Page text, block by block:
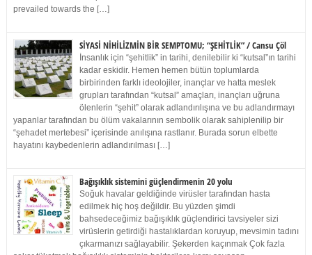
prevailed towards the […]
SİYASİ NİHİLİZMİN BİR SEMPTOMU; “ŞEHİTLİK” / Cansu Çöl
İnsanlık için “şehitlik” in tarihi, denilebilir ki “kutsal”ın tarihi
kadar eskidir. Hemen hemen bütün toplumlarda
birbirinden farklı ideolojiler, inançlar ve hatta meslek
grupları tarafından “kutsal” amaçları, inançları uğruna
ölenlerin “şehit” olarak adlandırılışına ve bu adlandırmayı
yapanlar tarafından bu ölüm vakalarının sembolik olarak sahiplenilip bir
“şehadet mertebesi” içerisinde anılışına rastlanır. Burada sorun elbette
hayatını kaybedenlerin adlandırılması […]
Bağışıklık sistemini güçlendirmenin 20 yolu
Soğuk havalar geldiğinde virüsler tarafından hasta
edilmek hiç hoş değildir. Bu yüzden şimdi
bahsedeceğimiz bağışıklık güçlendirici tavsiyeler sizi
virüslerin getirdiği hastalıklardan koruyup, mevsimin tadını
çıkarmanızı sağlayabilir. Şekerden kaçınmak Çok fazla